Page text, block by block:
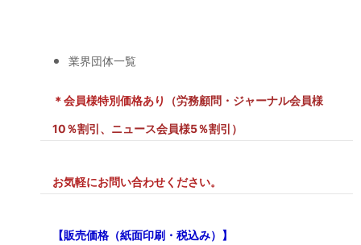
業界団体一覧
＊会員様特別価格あり （労務顧問・ジャーナル会員様
10％割引、ニュース会員様5％割引）
お気軽にお問い合わせください。
【販売価格（紙面印刷・税込み）】